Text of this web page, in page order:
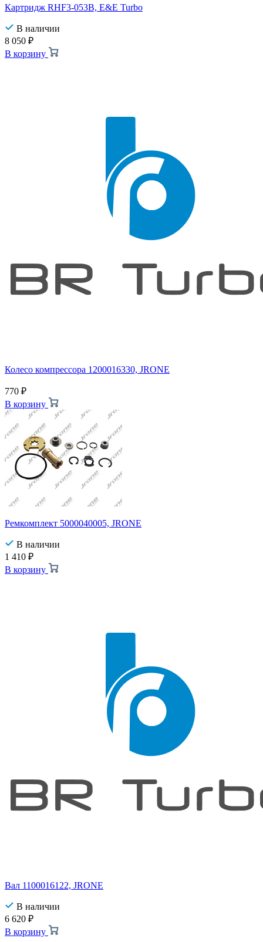
Картридж RHF3-053B, E&E Turbo
В наличии
8 050 ₽
В корзину
Колесо компрессора 1200016330, JRONE
770 ₽
В корзину
Ремкомплект 5000040005, JRONE
В наличии
1 410 ₽
В корзину
Вал 1100016122, JRONE
В наличии
6 620 ₽
В корзину